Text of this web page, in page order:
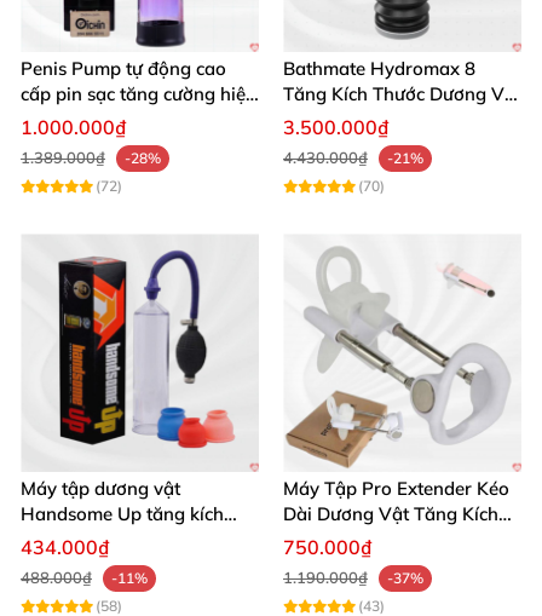
Penis Pump tự động cao
cấp pin sạc tăng cường hiệu
quả mua ngay
1.000.000₫
1.389.000₫
-28%
(72)
Bathmate Hydromax 8
Tăng Kích Thước Dương Vật
An Toàn Hiệu Quả
3.500.000₫
4.430.000₫
-21%
(70)
Máy tập dương vật
Handsome Up tăng kích
thước hiệu quả nhanh
434.000₫
488.000₫
-11%
(58)
Máy Tập Pro Extender Kéo
Dài Dương Vật Tăng Kích
Thước Hiệu Quả
750.000₫
1.190.000₫
-37%
(43)